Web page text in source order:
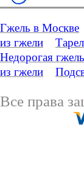
Гжель в Москве
из гжели
Недорогая гжель
из гжели
Все права